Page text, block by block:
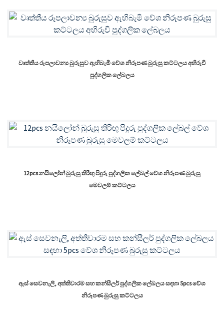
වෘත්තීය රූපලාවන්‍ය බුරුසුව ඇහිබැමි වේශ නිරූපණ බුරුසු කට්ටලය අභිරුචි
පුද්ගලික ලේබලය
12pcs නයිලෝන් බුරුසු තිරිඟු පිදුරු පුද්ගලික ලේබල් වේශ නිරූපණ බුරුසු
මෙවලම් කට්ටලය
ඇස් සෙවනැලි, අත්තිවාරම සහ කන්සීලර් පුද්ගලික ලේබලය සඳහා 5pcs වේශ
නිරූපණ බුරුසු කට්ටලය